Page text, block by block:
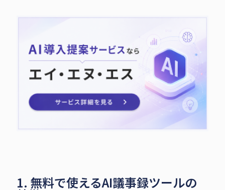
1. 無料で使えるAI議事録ツールの